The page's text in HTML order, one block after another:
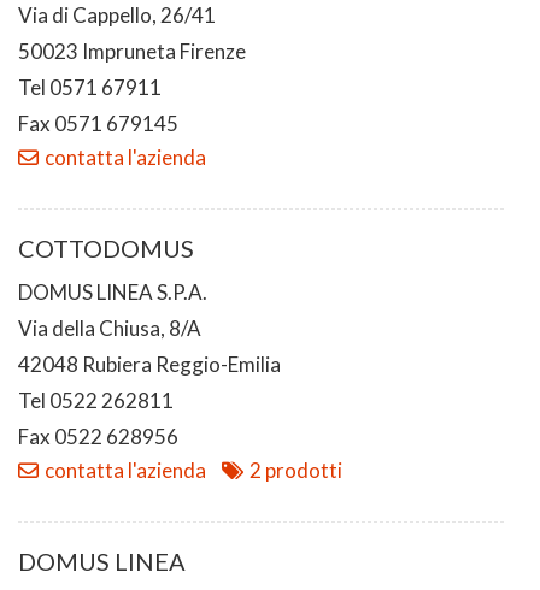
Via di Cappello, 26/41
50023 Impruneta Firenze
Tel 0571 67911
Fax 0571 679145
contatta l'azienda
COTTODOMUS
DOMUS LINEA S.P.A.
Via della Chiusa, 8/A
42048 Rubiera Reggio-Emilia
Tel 0522 262811
Fax 0522 628956
contatta l'azienda
2 prodotti
DOMUS LINEA